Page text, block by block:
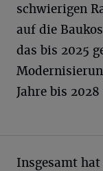
schwierigen
auf die
das bis 2025
Jahre bis
Insgesamt